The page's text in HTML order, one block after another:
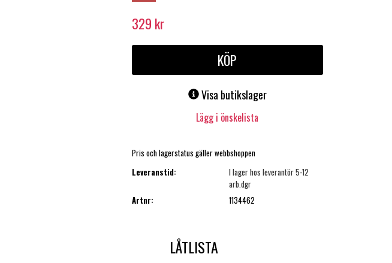
329 kr
KÖP
Visa butikslager
Lägg i önskelista
Pris och lagerstatus gäller webbshoppen
Leveranstid:
I lager hos leverantör 5-12
arb.dgr
Artnr:
1134462
LÅTLISTA